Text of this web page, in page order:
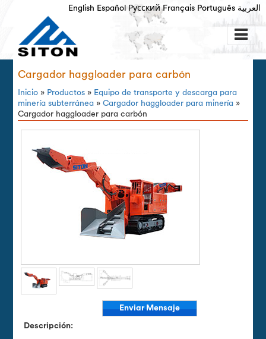
English Español Русский Français Português العربية
Cargador haggloader para carbón
Inicio » Productos » Equipo de transporte y descarga para
minería subterránea »Cargador haggloader para minería »
Cargador haggloader para carbón
Enviar Mensaje
Descripción: